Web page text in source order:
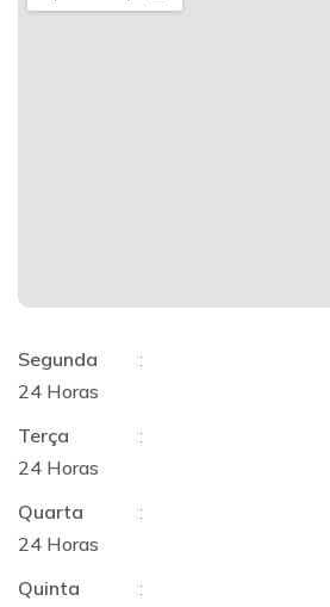
Segunda
:
24 Horas
Terça
:
24 Horas
Quarta
:
24 Horas
Quinta
: